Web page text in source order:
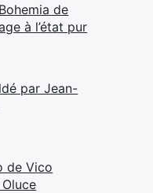
de
à l’état pur
par Jean-
de Vico